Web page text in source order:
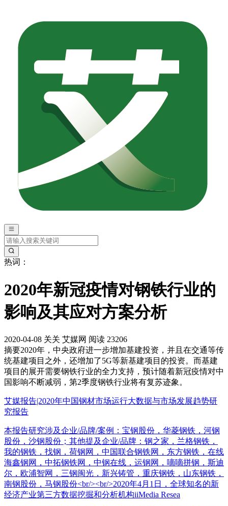
热词：
2020年新冠疫情对钢铁行业的
影响及其应对方案分析
2020-04-08 关关 艾媒网 阅读 23206
摘要2020年，中央政府进一步增加基建投资，并且在交通等传
统基建项目之外，还增加了5G等新基建项目的投资。而基建
项目的展开需要钢铁行业的全力支持，预计随着新冠疫情对中
国影响不断减弱，第2季度钢铁行业将有复苏迹象。
艾媒报告|2020年中国钢材市场运行大数据与市场发展趋势研
究报告
本报告研究涉及企业/品牌/案例：宝钢股份，华菱钢铁，河钢
股份，沙钢股份；其他提及企业/品牌：钢之家，兰格钢铁，
我的钢铁，找钢，荷钢网，中国联合钢铁网，东方钢铁，在线
海鑫钢网，中拓钢铁网，中钢在线，运钢网，嘀嘀拼钢，斯迪
尔，欧浦智网，三钢闽光，新兴铸管，重庆钢铁，山东钢铁，
南钢股份，马钢股份<br/><br/>2020年4月1日，全球知名的新
经济产业第三方数据挖掘和分析机构iiMedia Resea